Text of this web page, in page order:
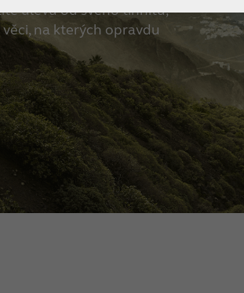
úlevu od svého tinnitu,
na kterých opravdu